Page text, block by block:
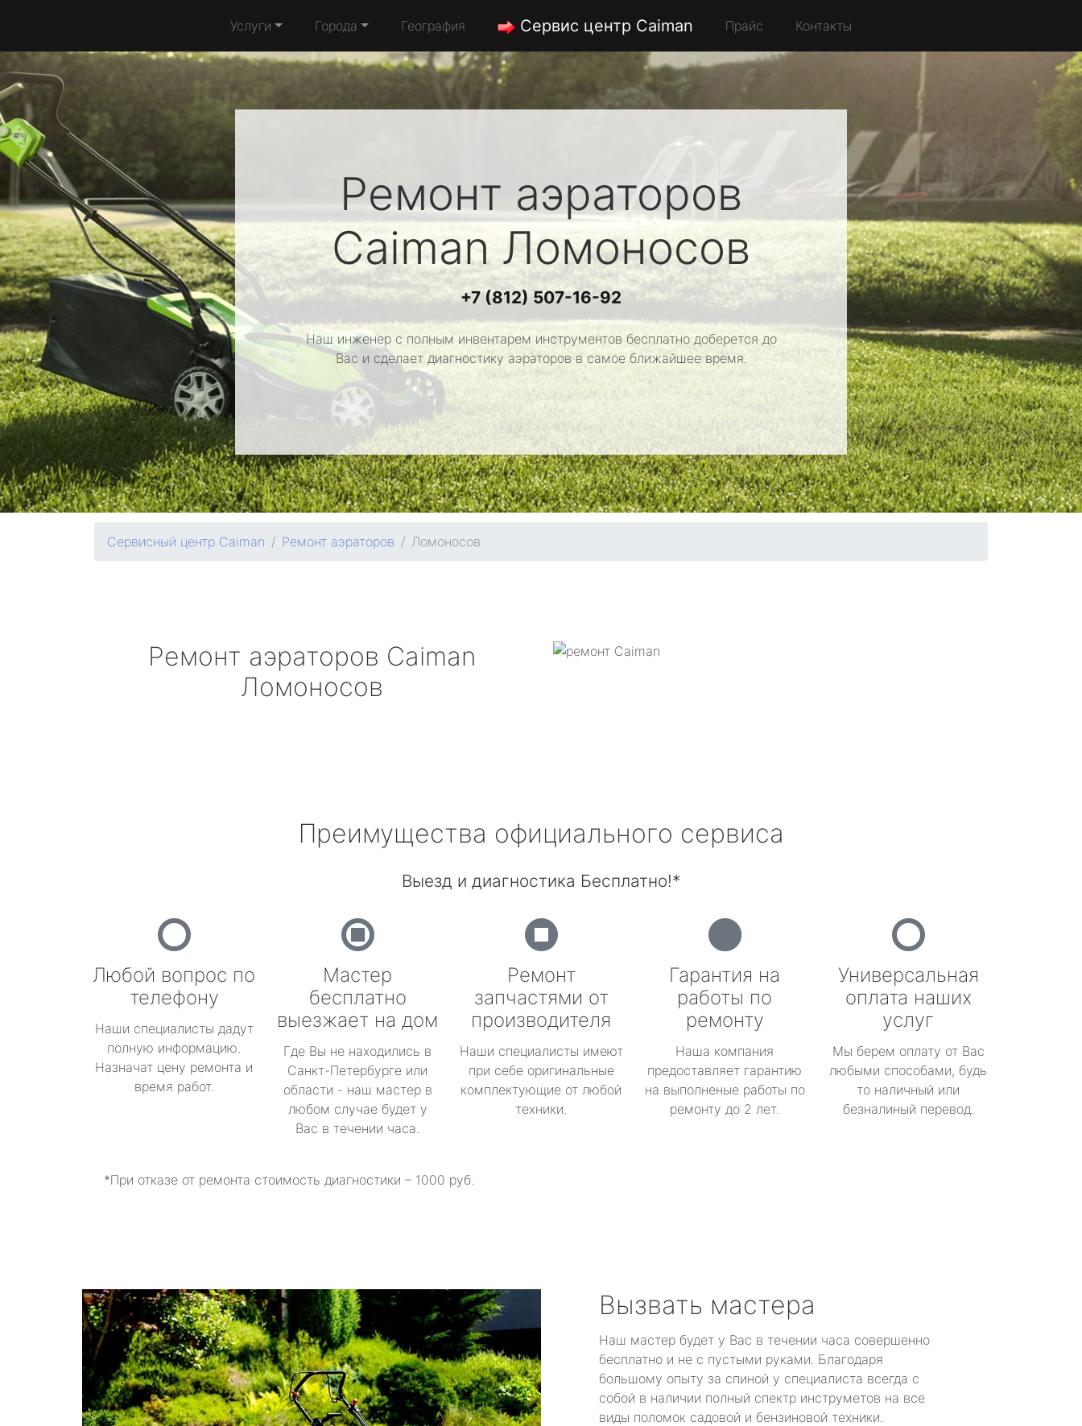
Услуги Города География Сервис центр Caiman Прайс Контакты
Ремонт аэраторов
CaimanЛомоносов
+7 (812) 507-16-92
Наш инженер с полным инвентарем инструментов бесплатно доберется до
Вас и сделает диагностику аэраторов в самое ближайшее время.
Сервисный центр Caiman Ремонт аэраторов Ломоносов
Ремонт аэраторов Caiman
Ломоносов
Преимущества официального сервиса
Выезд и диагностика Бесплатно!*
Любой вопрос по
телефону
Наши специалисты дадут
полную информацию.
Назначат цену ремонта и
время работ.
Мастер
бесплатно
выезжает на дом
Где Вы не находились в
Санкт-Петербурге или
области - наш мастер в
любом случае будет у
Вас в течении часа.
Ремонт
запчастями от
производителя
Наши специалисты имеют
при себе оригинальные
комплектующие от любой
техники.
Гарантия на
работы по
ремонту
Наша компания
предоставляет гарантию
на выполненые работы по
ремонту до 2 лет.
Универсальная
оплата наших
услуг
Мы берем оплату от Вас
любыми способами, будь
то наличный или
безналиный перевод.
*При отказе от ремонта стоимость диагностики – 1000 руб.
Вызвать мастера
Наш мастер будет у Вас в течении часа совершенно
бесплатно и не с пустыми руками. Благодаря
большому опыту за спиной у специалиста всегда с
собой в наличии полный спектр инструметов на все
виды поломок садовой и бензиновой техники.